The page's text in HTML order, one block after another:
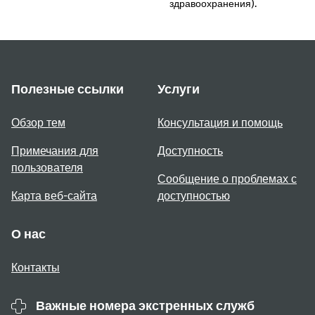
здравоохранения).
Полезные ссылки
Обзор тем
Примечания для
пользователя
Карта веб-сайта
Услуги
Консультация и помощь
Доступность
Сообщение о проблемах с
доступностью
О нас
Контакты
Важные номера экстренных служб